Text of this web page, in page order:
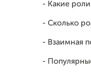
- Какие
- Сколько
- Взаимная
-